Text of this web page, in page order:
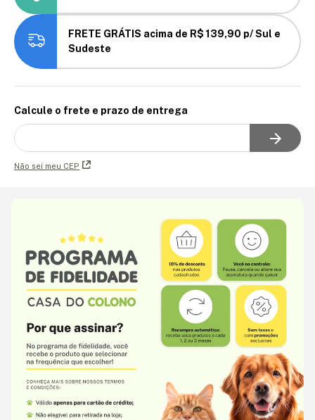
FRETE GRÁTIS acima de R$ 139,90 p/ Sul e
Sudeste
Calcule o frete e prazo de entrega
Não sei meu CEP